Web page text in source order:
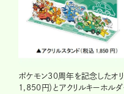
ポケモン30周年を記念したオリ
1,850円）とアクリルキーホル